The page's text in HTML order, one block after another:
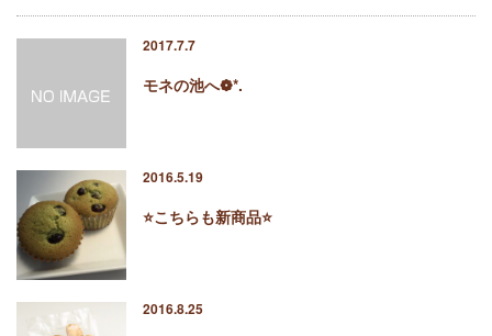
2017.7.7
モネの池へ❁*.
2016.5.19
⭐️こちらも新商品⭐️
2016.8.25